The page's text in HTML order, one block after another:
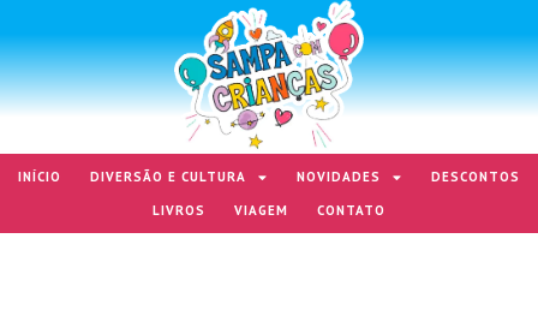
INÍCIO DIVERSÃO E CULTURA NOVIDADES
DESCONTOS
LIVROS
VIAGEM CONTATO